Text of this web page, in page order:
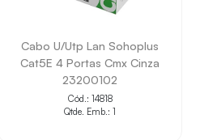
Cabo U/Utp Lan Sohoplus
Cat5E 4 Portas Cmx Cinza
23200102
Cód.: 14818
Qtde. Emb.: 1